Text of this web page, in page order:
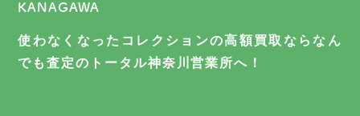
KANAGAWA
使わなくなったコレクションの高額買取ならなん
でも査定のトータル神奈川営業所へ！